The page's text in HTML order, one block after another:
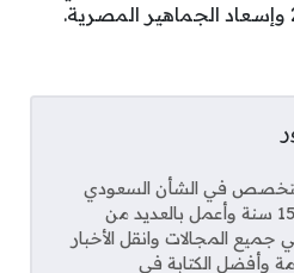
في الشأن السعودي
أكتب من 15 سنة وأعمل بالعديد من
جميع المجالات وانقل الأخبار
وأفضل الكتابة في